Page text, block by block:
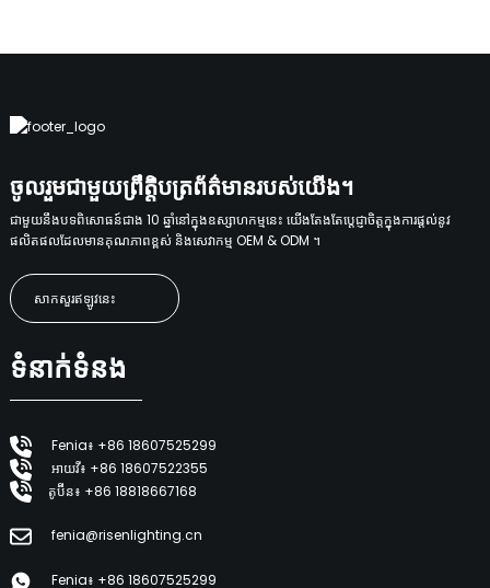
ចូលរួមជាមួយព្រឹត្តិបត្រព័ត៌មានរបស់យើង។
ជាមួយនឹងបទពិសោធន៍ជាង 10 ឆ្នាំនៅក្នុងឧស្សាហកម្មនេះ យើងតែងតែប្តេជ្ញាចិត្តក្នុងការផ្តល់នូវ
ផលិតផលដែលមានគុណភាពខ្ពស់ និងសេវាកម្ម OEM & ODM ។
សាកសួរឥឡូវនេះ
ទំនាក់ទំនង
Fenia៖ +86 18607525299
អាយវី៖ +86 18607522355
តូប៊ីន៖ +86 18818667168
fenia@risenlighting.cn
Fenia៖ +86 18607525299